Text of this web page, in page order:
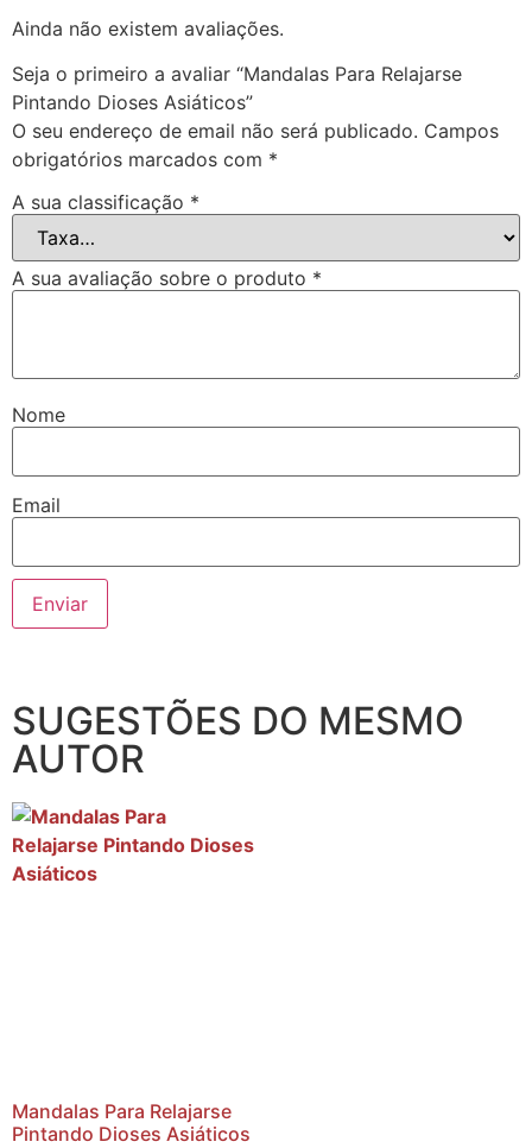
Ainda não existem avaliações.
Seja o primeiro a avaliar “Mandalas Para Relajarse
Pintando Dioses Asiáticos”
O seu endereço de email não será publicado. Campos
obrigatórios marcados com *
A sua classificação *
A sua avaliação sobre o produto *
Nome
Email
SUGESTÕES DO MESMO
AUTOR
Mandalas Para Relajarse
Pintando Dioses Asiáticos